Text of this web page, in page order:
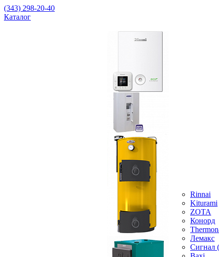
(343) 298-20-40
Каталог
Rinnai
Kiturami
ZOTA
Конорд
Лемакс